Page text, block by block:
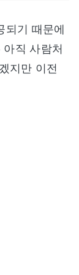
되기 때문에
직 사람처
지만 이전